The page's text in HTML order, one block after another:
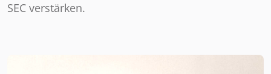
SEC verstärken.